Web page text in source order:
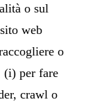
o sul
web
o
(i) per fare
crawl o